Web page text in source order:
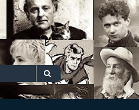
Search